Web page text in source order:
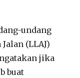
undang
(LLAJ)
jika
buat